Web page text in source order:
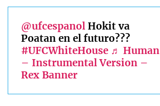
@ufcespanol Hokit va
Poatan en el futuro???
#UFCWhiteHouse ♬ Human
– Instrumental Version –
Rex Banner